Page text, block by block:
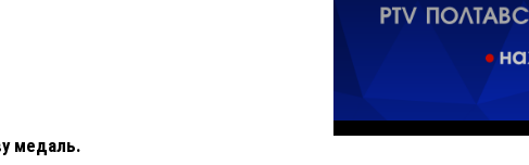
медаль.